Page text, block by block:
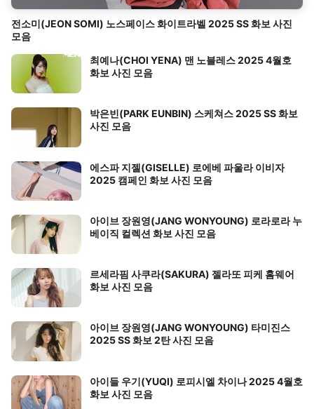
전소미(JEON SOMI) 노스페이스 화이트라벨 2025 SS 화보 사진
모음
최예나(CHOI YENA) 맨 노블레스 2025 4월호
화보 사진 모음
박은빈(PARK EUNBIN) 스케쳐스 2025 SS 화보
사진 모음
에스파 지젤(GISELLE) 로에베 파울라 이비자
2025 캠페인 화보 사진 모음
아이브 장원영(JANG WONYOUNG) 로라로라 누
베이직 컬렉션 화보 사진 모음
르세라핌 사쿠라(SAKURA) 젤라또 피케 홈웨어
화보 사진 모음
아이브 장원영(JANG WONYOUNG) 타미진스
2025 SS 화보 2탄 사진 모음
아이들 우기(YUQI) 로피시엘 차이나 2025 4월호
화보 사진 모음